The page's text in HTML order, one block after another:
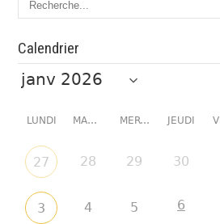
Calendrier
LUNDI MARDI MERCREDI JEUDI
27 28 29 30
3 4 5 6